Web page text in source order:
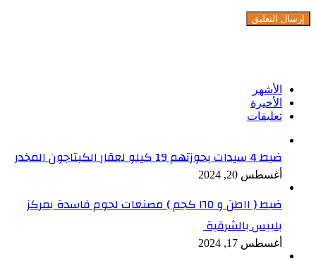
الأشهر
الأخيرة
تعليقات
ضبط 4 سيدات بحوزتهم 19 كيلو لعقار الكبتاجون المخدر
أغسطس 20, 2024
ضبط ( ١١طن و ١٦٥ كجم ) مصنعات لحوم فاسدة بمركز
بلبيس بالشرقية
أغسطس 17, 2024